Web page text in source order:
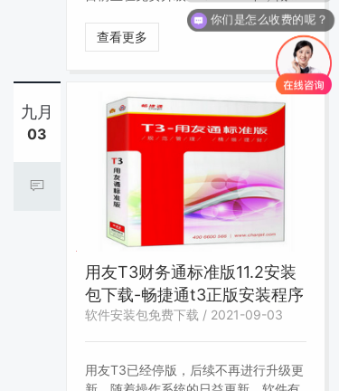
时间请咨询下线客服。
查看更多
九月
03
用友T3财务通标准版11.2安装
包下载-畅捷通t3正版安装程序
软件安装包免费下载 / 2021-09-03
用友T3已经停版，后续不再进行升级更
你们是怎么收费的呢？